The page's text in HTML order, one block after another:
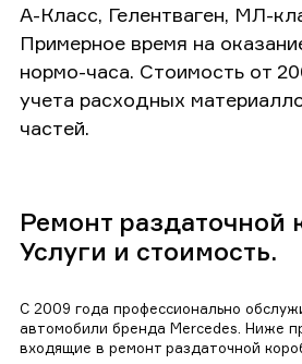
А-Класс, Гелентваген, МЛ-
Примерное время на
нормо-часа. Стоимость от
учета расходных
частей.
Ремонт раздаточной
Услуги и стоимость.
С 2009 года профессионально
автомобили бренда Mercedes. Ниже
входящие в ремонт раздаточной